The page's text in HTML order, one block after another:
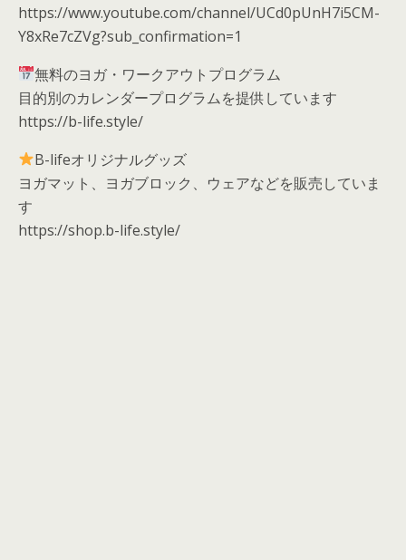
https://www.youtube.com/channel/UCd0pUnH7i5CM-
Y8xRe7cZVg?sub_confirmation=1
無料のヨガ・ワークアウトプログラム
目的別のカレンダープログラムを提供しています
https://b-life.style/
B-lifeオリジナルグッズ
ヨガマット、ヨガブロック、ウェアなどを販売していま
す
https://shop.b-life.style/